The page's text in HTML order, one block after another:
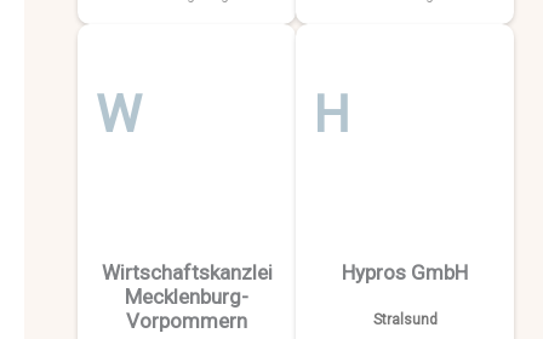
W
Wirtschaftskanzlei
Mecklenburg-
Vorpommern
H
Hypros GmbH
Stralsund